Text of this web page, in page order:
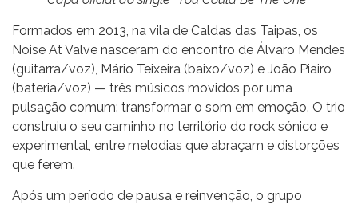
Formados em 2013, na vila de Caldas das Taipas, os
Noise At Valve nasceram do encontro de Álvaro Mendes
(guitarra/voz), Mário Teixeira (baixo/voz) e João Piairo
(bateria/voz) — três músicos movidos por uma
pulsação comum: transformar o som em emoção. O trio
construiu o seu caminho no território do rock sónico e
experimental, entre melodias que abraçam e distorções
que ferem.
Após um período de pausa e reinvenção, o grupo